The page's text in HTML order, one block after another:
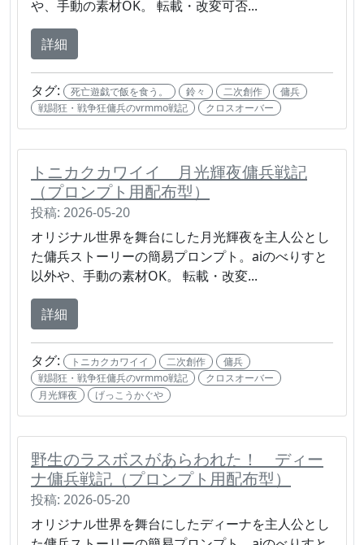
や、手動の素材OK。 転載・改変可否...
詳細
タグ: 死亡遊戯で飯を食う。 鈴々 二次創作
傭兵
戦闘狂・戦争狂傭兵のvrmmo戦記
クロスオーバー
トニカクカワイイ 月光輝夜傭兵戦記
（プロンプト用配布型）
投稿: 2026-05-20
オリジナル世界を舞台にした月光輝夜を主人公とし
た傭兵ストーリーの簡易プロンプト。aiのべりすと
以外や、手動の素材OK。 転載・改変...
詳細
タグ: トニカクカワイイ 二次創作
傭兵
戦闘狂・戦争狂傭兵のvrmmo戦記
クロスオーバー
月光輝夜
げっこうかぐや
野生のラスボスがあらわれた！ ディー
ナ傭兵戦記（プロンプト用配布型）
投稿: 2026-05-20
オリジナル世界を舞台にしたディーナを主人公とし